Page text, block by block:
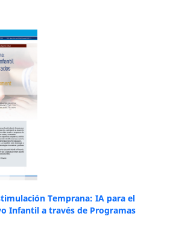
Temprana: IA para el
Infantil a través de Programas